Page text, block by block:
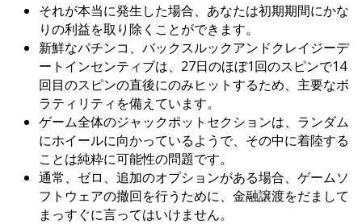
それが本当に発生した場合、あなたは初期期間にかな
りの利益を取り除くことができます。
新鮮なパチンコ、バックスルックアンドクレイジーデ
ートインセンティブは、27日のほぼ1回のスピンで14
回目のスピンの直後にのみヒットするため、主要なボ
ラティリティを備えています。
ゲーム全体のジャックポットセクションは、ランダム
にホイールに向かっているようで、その中に着陸する
ことは純粋に可能性の問題です。
通常、ゼロ、追加のオプションがある場合、ゲームソ
フトウェアの撤回を行うために、金融譲渡をだまして
まっすぐに言ってはいけません。